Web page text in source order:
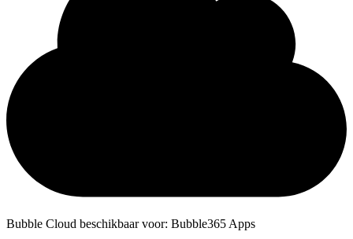
Bubble Cloud beschikbaar voor: Bubble365 Apps